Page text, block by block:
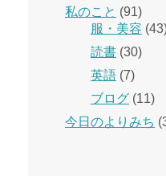
私のこと (91)
服・美容
読書 (30)
英語 (7)
ブログ (11)
今日のよりみち